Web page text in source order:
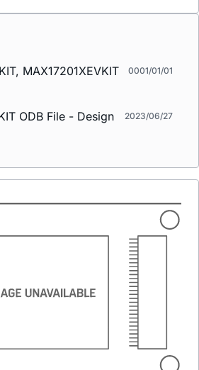
MAX17201XEVKIT
0001/01/01
ODB File - Design
2023/06/27